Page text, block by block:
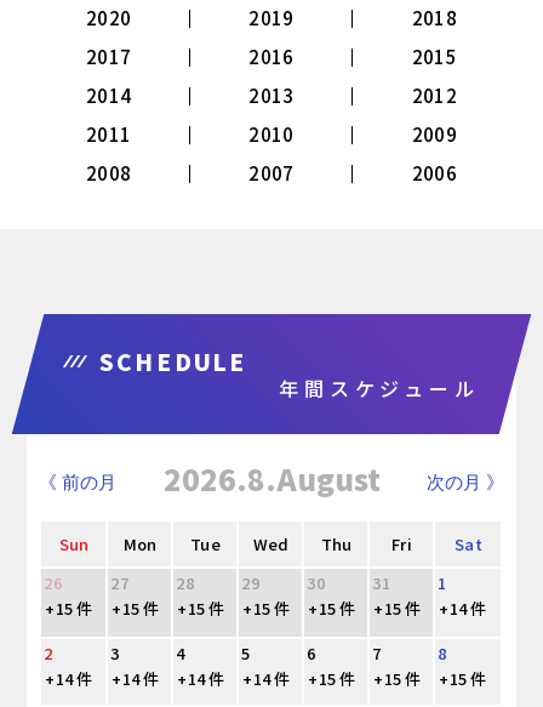
2020
2019
2018
2017
2016
2015
2014
2013
2012
2011
2010
2009
2008
2007 2006
SCHEDULE
年間スケジュール
《 前の月 次の月 》
2026.8.August
Sun Mon Tue Wed Thu Fri
Sat
26
27 28 29 30 31
1
+15 件
+15 件 +15 件 +15 件 +15 件 +15 件
+14 件
2
3 4 5 6 7
8
+14 件
+14 件 +14 件 +14 件 +15 件 +15 件
+15 件